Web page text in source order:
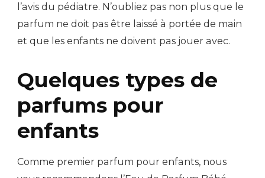
l’avis du pédiatre. N’oubliez pas non plus que le
parfum ne doit pas être laissé à portée de main
et que les enfants ne doivent pas jouer avec.
Quelques types de
parfums pour
enfants
Comme premier parfum pour enfants, nous